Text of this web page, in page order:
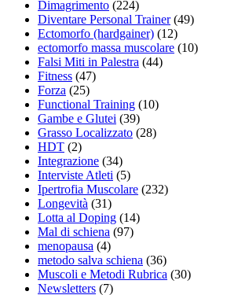
Dimagrimento (224)
Diventare Personal Trainer(49)
Ectomorfo (hardgainer) (12)
ectomorfo massa muscolare (10)
Falsi Miti in Palestra (44)
Fitness (47)
Forza (25)
Functional Training (10)
Gambe e Glutei (39)
Grasso Localizzato (28)
HDT (2)
Integrazione (34)
Interviste Atleti (5)
Ipertrofia Muscolare (232)
Longevità (31)
Lotta al Doping (14)
Mal di schiena (97)
menopausa (4)
metodo salva schiena (36)
Muscoli e Metodi Rubrica (30)
Newsletters (7)